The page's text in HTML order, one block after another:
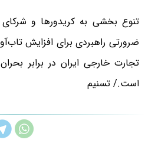
تنوع‌ بخشی به کریدورها و
ضرورتی راهبردی برای افزایش
تجارت خارجی ایران در برابر
است./ تسنیم